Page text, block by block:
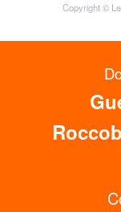
Obține până la
Copyright ©